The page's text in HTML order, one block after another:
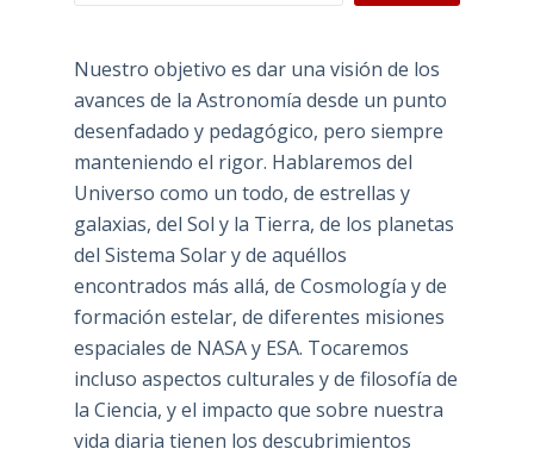
Nuestro objetivo es dar una visión de los
avances de la Astronomía desde un punto
desenfadado y pedagógico, pero siempre
manteniendo el rigor. Hablaremos del
Universo como un todo, de estrellas y
galaxias, del Sol y la Tierra, de los planetas
del Sistema Solar y de aquéllos
encontrados más allá, de Cosmología y de
formación estelar, de diferentes misiones
espaciales de NASA y ESA. Tocaremos
incluso aspectos culturales y de filosofía de
la Ciencia, y el impacto que sobre nuestra
vida diaria tienen los descubrimientos